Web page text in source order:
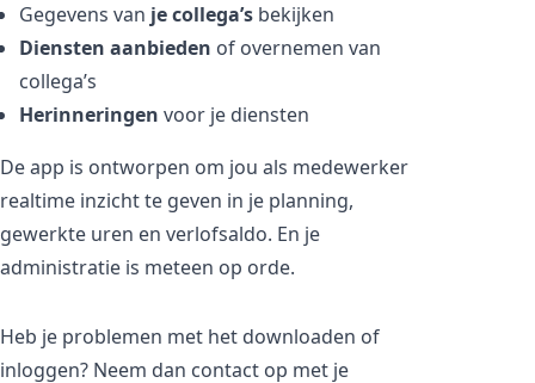
Gegevens van je collega’s bekijken
Diensten aanbieden of overnemen van
collega’s
Herinneringen voor je diensten
De app is ontworpen om jou als medewerker
realtime inzicht te geven in je planning,
gewerkte uren en verlofsaldo. En je
administratie is meteen op orde.
Heb je problemen met het downloaden of
inloggen? Neem dan contact op met je